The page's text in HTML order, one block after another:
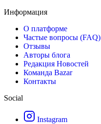
Информация
О платформе
Частые вопросы (FAQ)
Отзывы
Авторы блога
Редакция Новостей
Команда Bazar
Контакты
Social
Instagram